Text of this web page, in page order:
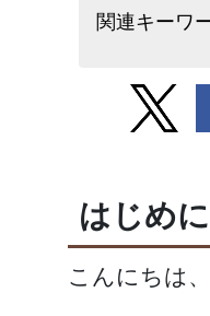
関連キーワ
はじめに
こんにちは、